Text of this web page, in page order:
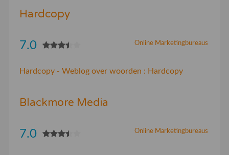
Hardcopy
Online Marketingbureaus
7.0
Hardcopy - Weblog over woorden : Hardcopy
Blackmore Media
Online Marketingbureaus
7.0